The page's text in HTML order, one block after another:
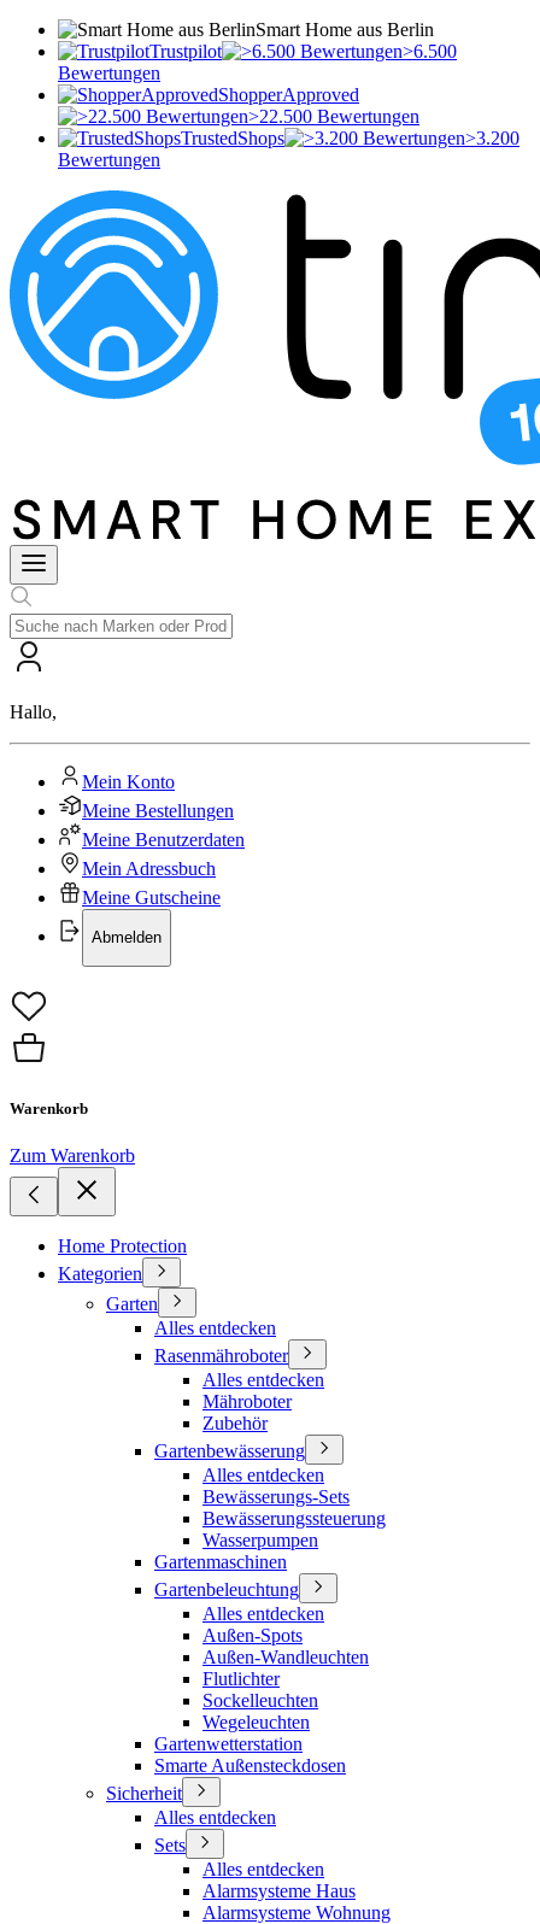
Smart Home aus Berlin
Trustpilot
>6.500
Bewertungen
ShopperApproved
>22.500 Bewertungen
TrustedShops
>3.200
Bewertungen
Hallo,
Mein Konto
Meine Bestellungen
Meine Benutzerdaten
Mein Adressbuch
Meine Gutscheine
Abmelden
Warenkorb
Zum Warenkorb
Home Protection
Kategorien
Garten
Alles entdecken
Rasenmähroboter
Alles entdecken
Mähroboter
Zubehör
Gartenbewässerung
Alles entdecken
Bewässerungs-Sets
Bewässerungssteuerung
Wasserpumpen
Gartenmaschinen
Gartenbeleuchtung
Alles entdecken
Außen-Spots
Außen-Wandleuchten
Flutlichter
Sockelleuchten
Wegeleuchten
Gartenwetterstation
Smarte Außensteckdosen
Sicherheit
Alles entdecken
Sets
Alles entdecken
Alarmsysteme Haus
Alarmsysteme Wohnung